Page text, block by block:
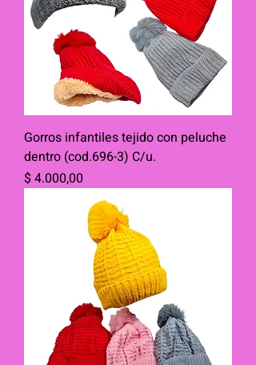
Gorros infantiles tejido con peluche
dentro (cod.696-3) C/u.
Precio
$ 4.000,00